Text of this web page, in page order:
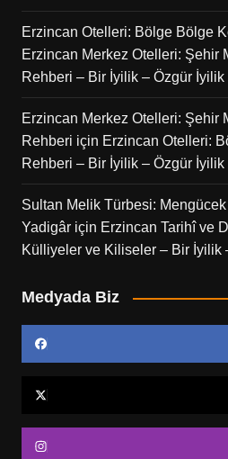
Erzincan Otelleri: Bölge Bölge
Erzincan Merkez Otelleri: Şehir
Rehberi – Bir İyilik – Özgür İyilik
Erzincan Merkez Otelleri: Şehir
Rehberi için Erzincan Otelleri:
Rehberi – Bir İyilik – Özgür İyilik
Sultan Melik Türbesi:
Yadigâriçin Erzincan Tarihî ve
Külliyeler ve Kiliseler – Bir İyilik
Medyada Biz